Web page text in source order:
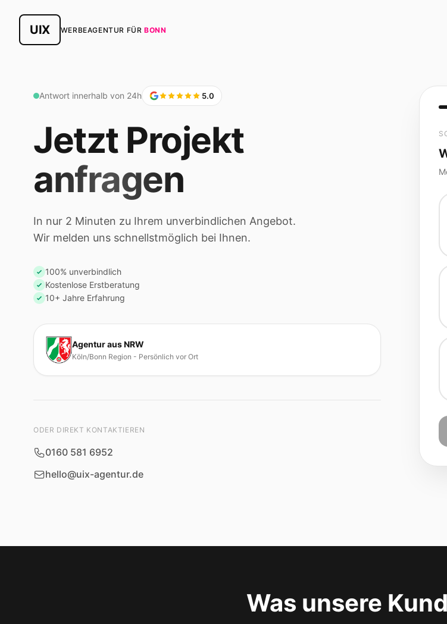
UIX WERBEAGENTUR FÜRBONN
Antwort innerhalb von 24h 5.0
Jetzt Projekt
anfragen
In nur 2 Minuten zu Ihrem unverbindlichen Angebot.
Wir melden uns schnellstmöglich bei Ihnen.
100% unverbindlich
Kostenlose Erstberatung
10+ Jahre Erfahrung
Agentur aus NRW
Köln/Bonn Region - Persönlich vor Ort
ODER DIREKT KONTAKTIEREN
0160 581 6952
hello@uix-agentur.de
Was unsere